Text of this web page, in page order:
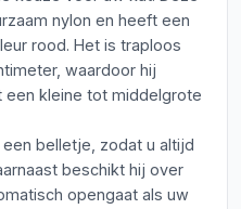
nylon en heeft een
rood. Het is traploos
waardoor hij
kleine tot middelgrote
belletje, zodat u altijd
beschikt hij over
opengaat als uw